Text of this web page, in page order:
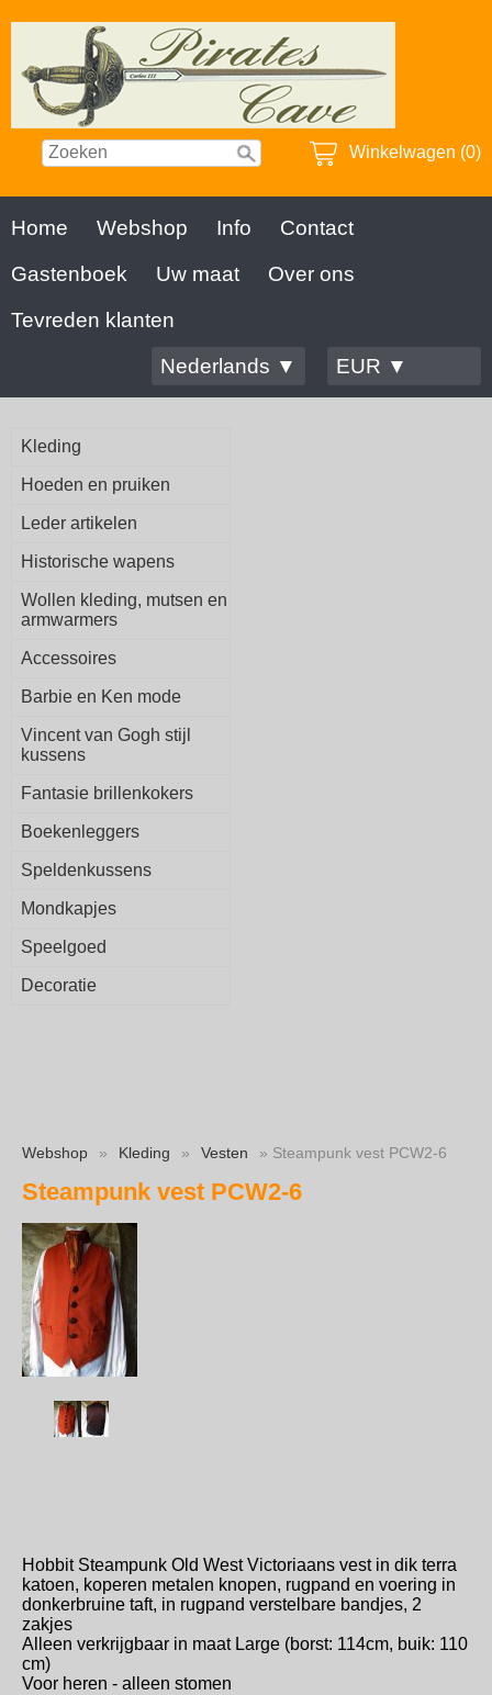
Winkelwagen (0)
Home Webshop Info
Contact
Gastenboek
Uw maat
Over ons
Tevreden klanten
Nederlands ▼
EUR ▼
Kleding
Hoeden en pruiken
Leder artikelen
Historische wapens
Wollen kleding, mutsen en
armwarmers
Accessoires
Barbie en Ken mode
Vincent van Gogh stijl
kussens
Fantasie brillenkokers
Boekenleggers
Speldenkussens
Mondkapjes
Speelgoed
Decoratie
Webshop » Kleding » Vesten » Steampunk vest PCW2-6
Steampunk vest PCW2-6
Hobbit Steampunk Old West Victoriaans vest in dik terra
katoen, koperen metalen knopen, rugpand en voering in
donkerbruine taft, in rugpand verstelbare bandjes, 2
zakjes
Alleen verkrijgbaar in maat Large (borst: 114cm, buik: 110
cm)
Voor heren - alleen stomen